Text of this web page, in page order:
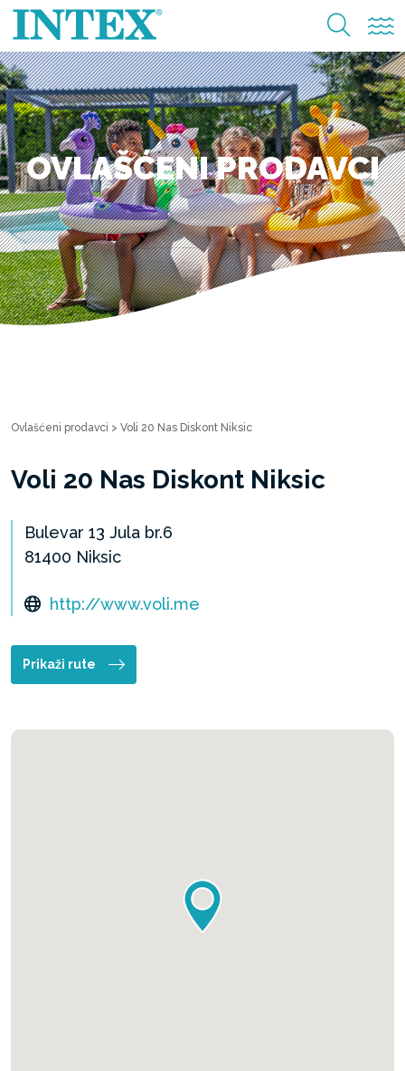
OVLAŠĆENI PRODAVCI
Ovlašćeni prodavci > Voli 20 Nas Diskont Niksic
Voli 20 Nas Diskont Niksic
Bulevar 13 Jula br.6
81400 Niksic
http://www.voli.me
Prikaži rute